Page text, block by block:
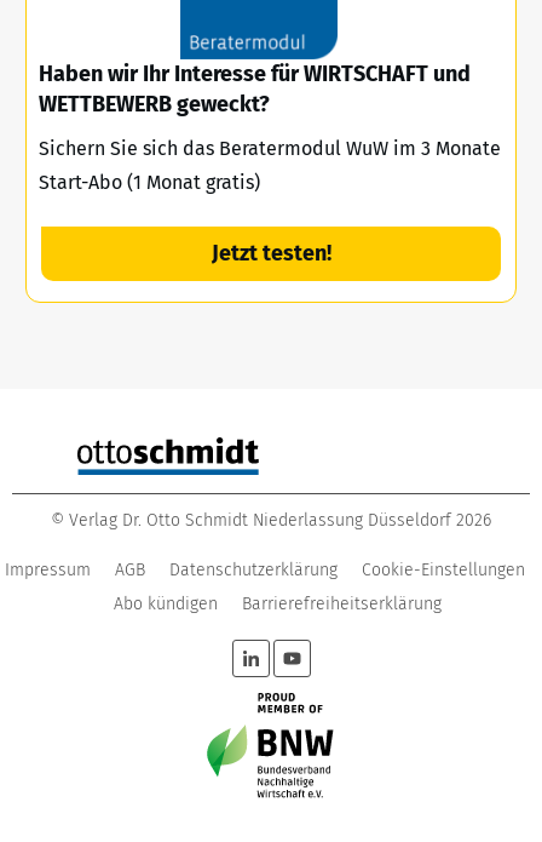
Haben wir Ihr Interesse für WIRTSCHAFT und
WETTBEWERB geweckt?
Sichern Sie sich das Beratermodul WuW im 3 Monate
Start-Abo (1 Monat gratis)
Jetzt testen!
© Verlag Dr. Otto Schmidt Niederlassung Düsseldorf 2026
Impressum AGB Datenschutzerklärung
Cookie-Einstellungen
Abo kündigen
Barrierefreiheitserklärung